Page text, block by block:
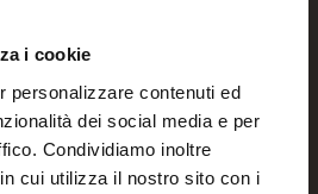
i cookie
personalizzare contenuti ed
dei social media e per
Condividiamo inoltre
cui utilizza il nostro sito con i
Configure